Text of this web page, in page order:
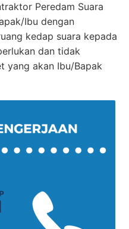
Peredam Suara
Ibu dengan
kedap suara kepada
dan tidak
yang akan Ibu/Bapak